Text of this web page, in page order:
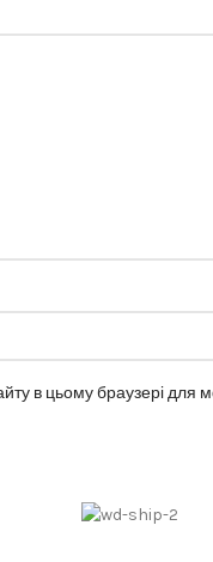
в цьому браузері для